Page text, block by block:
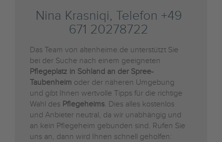
Nina Krasniqi, Telefon +49
671 20278722
Das Team von altenheime.de unterstützt Sie
bei der Suche nach einem geeigneten
Pflegeplatz in Sohland an der Spree-
Taubenheim oder der näheren Umgebung
und gibt Ihnen wertvolle Tipps für die richtige
Wahl des Pflegeheims. Dies alles kostenlos
und Anbieter neutral, da wir unabhängig und
an kein Pflegeheim gebunden sind. Rufen Sie
uns an, dann wird Ihnen schnell geholfen: